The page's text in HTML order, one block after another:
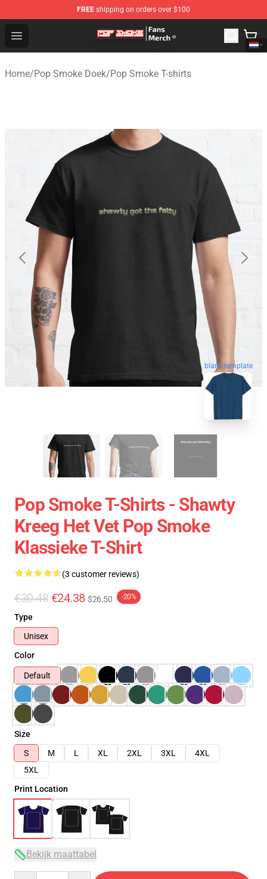
FREE shipping on orders over $100
Open menu
Pop Smoke Store - Official Pop Smoke Merchandise
Home/Pop Smoke Doek/Pop Smoke T-shirts
blank template
Pop Smoke T-Shirts - Shawty
Kreeg Het Vet Pop Smoke
Klassieke T-Shirt
(3 customer reviews)
€30.48 €24.38 $26.50 -20%
Type
Unisex
Color
Default
Size
S
M L XL 2XL 3XL
4XL
5XL
Print Location
Bekijk maattabel